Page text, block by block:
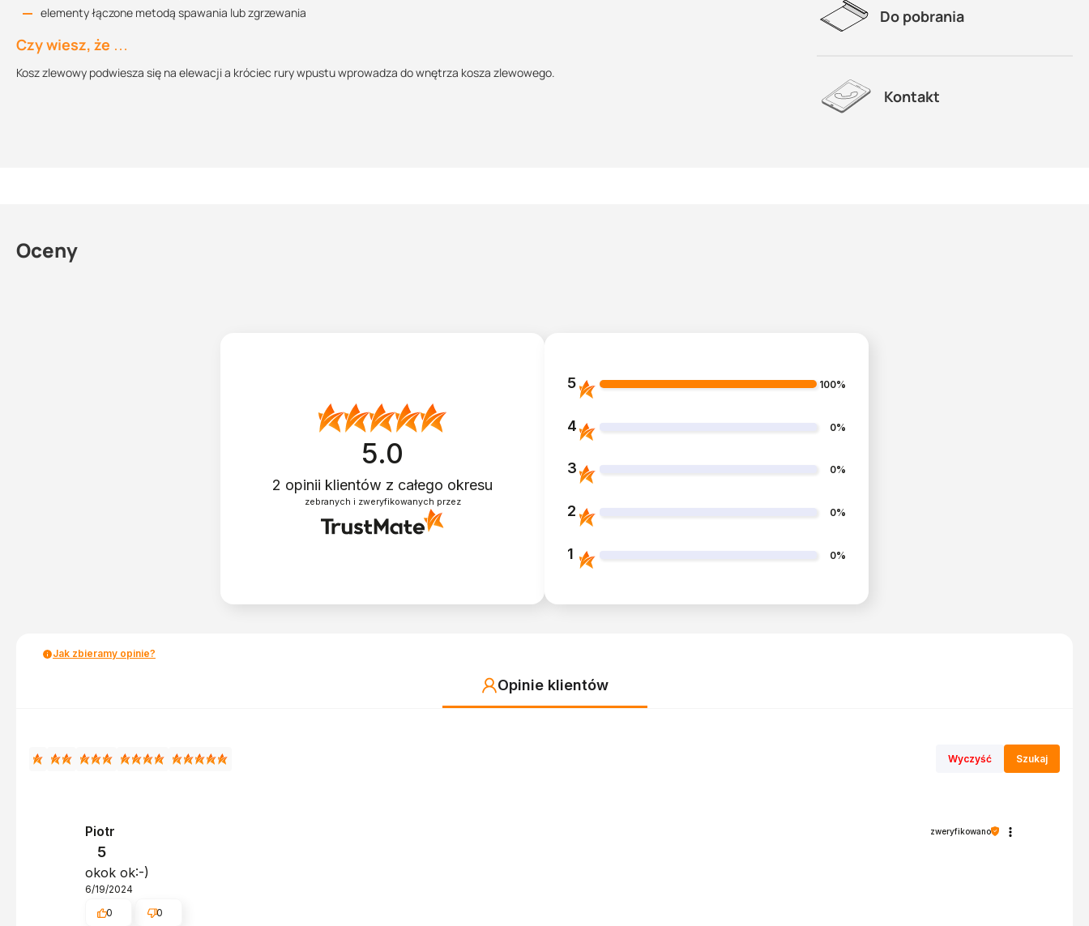
elementy łączone metodą spawania lub zgrzewania
Czy wiesz, że …
Kosz zlewowy podwiesza się na elewacji a króciec rury wpustu wprowadza do wnętrza kosza zlewowego.
Do pobrania
Kontakt
Oceny
5.0
2 opinii klientów z całego okresu
zebranych i zweryfikowanych przez
5 100%
4 0%
3 0%
2 0%
1 0%
Jak zbieramy opinie?
Opinie klientów
Wyczyść Szukaj
Piotr zweryfikowano
5
okok ok:-)
6/19/2024
0
0